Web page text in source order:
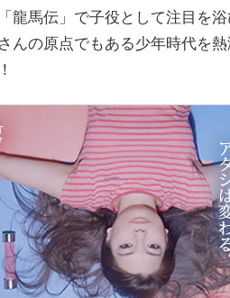
龍馬伝」で子役として注目を
んの原点でもある少年時代を